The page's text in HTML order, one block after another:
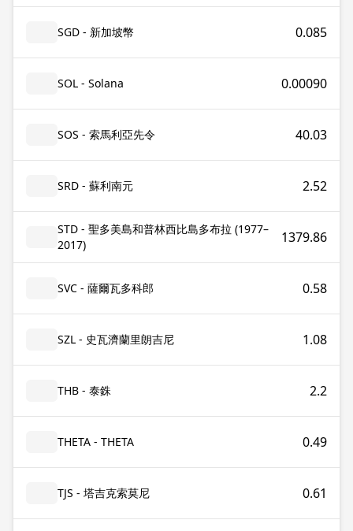
SGD - 新加坡幣 0.085
SOL - Solana 0.00090
SOS - 索馬利亞先令 40.03
SRD - 蘇利南元 2.52
STD - 聖多美島和普林西比島多布拉 (1977–
2017)
1379.86
SVC - 薩爾瓦多科郎 0.58
SZL - 史瓦濟蘭里朗吉尼 1.08
THB - 泰銖 2.2
THETA - THETA 0.49
TJS - 塔吉克索莫尼 0.61